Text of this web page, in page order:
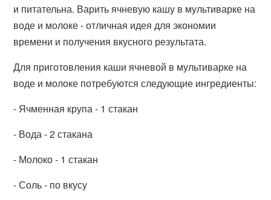
и питательна. Варить ячневую кашу в мультиварке на
воде и молоке - отличная идея для экономии
времени и получения вкусного результата.
Для приготовления каши ячневой в мультиварке на
воде и молоке потребуются следующие ингредиенты:
- Ячменная крупа - 1 стакан
- Вода - 2 стакана
- Молоко - 1 стакан
- Соль - по вкусу